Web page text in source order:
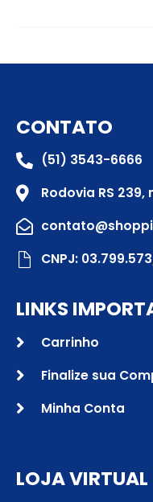
CONTATO
(51) 3543-6666
Rodovia RS 239,
CNPJ:
LINKS
Carrinho
Finalize sua
Minha Conta
LOJA VIRTUAL